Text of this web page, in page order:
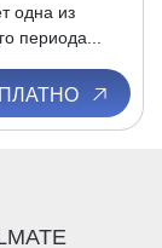
одна из
периода...